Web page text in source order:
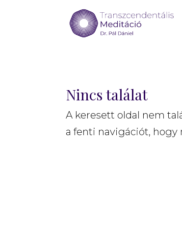
Nincs találat
A keresett oldal nem
a fenti navigációt, hogy